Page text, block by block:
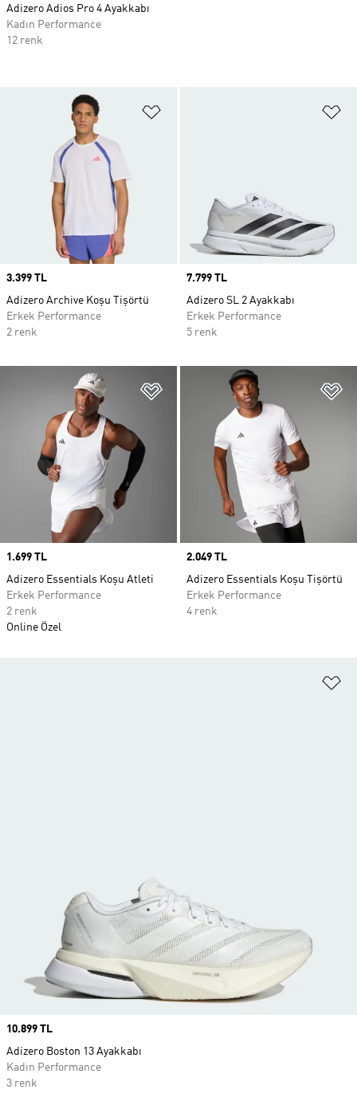
Price
3.399 TL
Adizero Archive Koşu Tişörtü
Erkek Performance
2 renk
Price
7.799 TL
Adizero SL 2 Ayakkabı
Erkek Performance
5 renk
Favori Listesine Ekle
Price
1.699 TL
Adizero Essentials Koşu Atleti
Erkek Performance
2 renk
Online Özel
Price
2.049 TL
Adizero Essentials Koşu Tişörtü
Erkek Performance
4 renk
Adizero Adios Pro 4 Ayakkabı
Kadın Performance
12 renk
Price
10.899 TL
Adizero Boston 13 Ayakkabı
Kadın Performance
3 renk